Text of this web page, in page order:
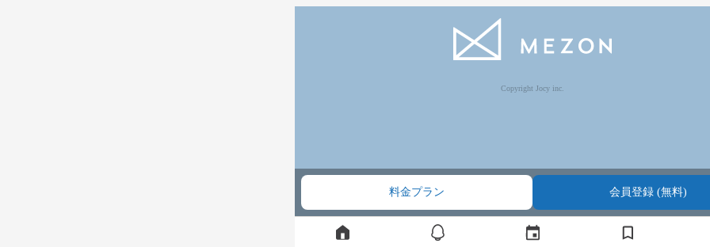
料金プラン 会員登録 (無料)
Copyright Jocy inc.